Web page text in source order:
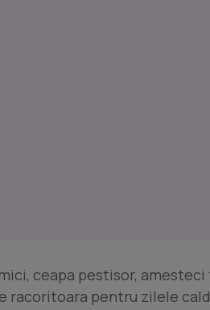
ceapa pestisor, amesteci
racoritoara pentru zilele